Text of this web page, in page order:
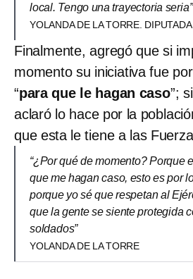
local. Tengo una trayectoria seria”
YOLANDA DE LA TORRE. DIPUTADA
Finalmente, agregó que si
momento su iniciativa fue
“para que le hagan caso”;
aclaró lo hace por la
que esta le tiene a las
“¿Por qué de momento? Porque
que me hagan caso, esto es por
porque yo sé que respetan al
que la gente se siente protegida
soldados”
YOLANDA DE LA TORRE